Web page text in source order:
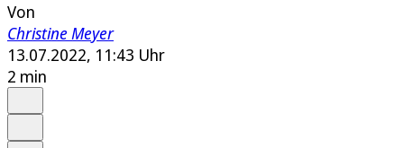
Von
Christine Meyer
13.07.2022, 11:43 Uhr
2 min